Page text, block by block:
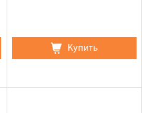
Купить